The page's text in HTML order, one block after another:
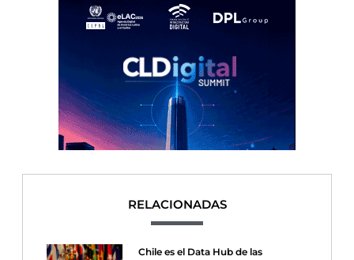
RELACIONADAS
Chile es el Data Hub de las